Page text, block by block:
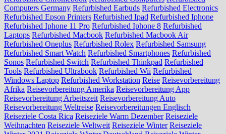
Computers Germany Refurbished Earbuds Refurbished Electronics
Refurbished Epson Printers Refurbished Ipad Refurbished Iphone
Refurbished Iphone 11 Pro Refurbished Iphone 8 Refurbished
Laptops Refurbished Macbook Refurbished Macbook Air
Refurbished Oneplus Refurbished Rolex Refurbished Samsung
Refurbished Smart Watch Refurbished Smartphones Refurbished
Sonos Refurbished Switch Refurbished Thinkpad Refurbished
Tools Refurbished Ultrabook Refurbished Wii Refurbished
Windows Laptop Refurbished Workstation Reise Reisevorbereitung
Afrika Reisevorbereitung Amerika Reisevorbereitung App
Reisevorbereitung Arbeitszeit Reisevorbereitung Auto
Reisevorbereitung Weltreise Reisevorbereitungen Englisch
Reiseziele Costa Rica Reiseziele Warm Dezember Reiseziele
Weihnachten Reiseziele Weltweit Reiseziele Winter Reiseziele